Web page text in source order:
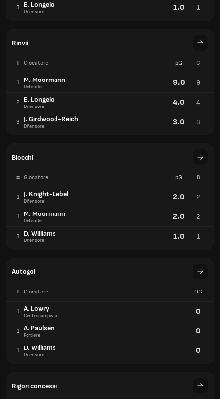
3 E. Longelo
Difensore 1.0 1
Rinvii
# Giocatore pG C
1 M. Moormann
Defender 9.0 9
2 E. Longelo
Difensore 4.0 4
3 J. Girdwood-Reich
Difensore 3.0 3
Blocchi
# Giocatore pG B
1 J. Knight-Lebel
Difensore 2.0 2
1 M. Moormann
Defender 2.0 2
3 D. Williams
Difensore 1.0 1
Autogol
# Giocatore OG
1 A. Lowry
Centrocampista 0
1 A. Paulsen
Portiere 0
1 D. Williams
Difensore 0
Rigori concessi